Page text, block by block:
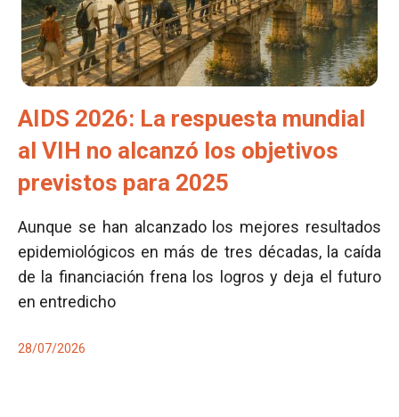
AIDS 2026: La respuesta mundial
al VIH no alcanzó los objetivos
previstos para 2025
Aunque se han alcanzado los mejores resultados
epidemiológicos en más de tres décadas, la caída
de la financiación frena los logros y deja el futuro
en entredicho
28/07/2026